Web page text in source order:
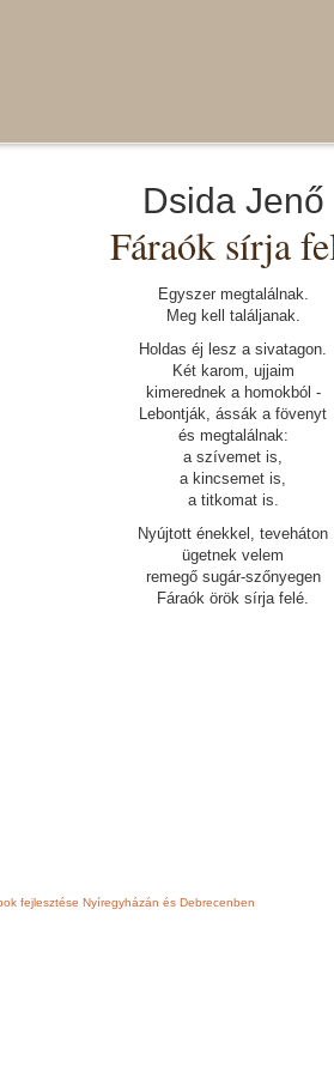
Dsida Jenő
Fáraók sírja
Egyszer megtalálnak.
Meg kell találjanak.
Holdas éj lesz a sivatagon.
Két karom, ujjaim
kimerednek a homokból -
Lebontják, ássák a fövenyt
és megtalálnak:
a szívemet is,
a kincsemet is,
a titkomat is.
Nyújtott énekkel, teveháton
ügetnek velem
remegő sugár-szőnyegen
Fáraók örök sírja felé.
fejlesztése Nyíregyházán és Debrecenben